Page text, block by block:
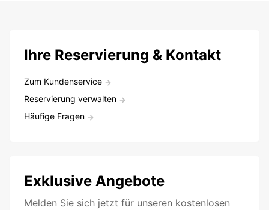
Ihre Reservierung & Kontakt
Zum Kundenservice
Reservierung verwalten
Häufige Fragen
Exklusive Angebote
Melden Sie sich jetzt für unseren kostenlosen